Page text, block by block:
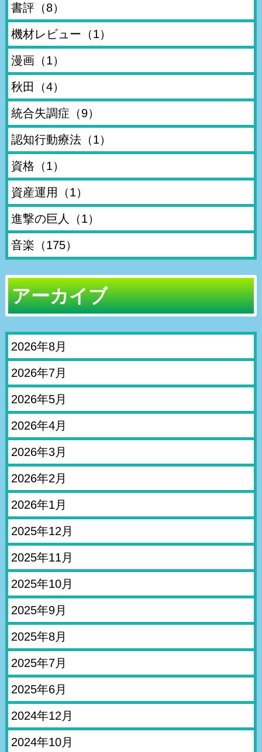
書評（8）
機材レビュー （1）
漫画（1）
秋田 （4）
統合失調症 （9）
認知行動療法（1）
資格 （1）
資産運用 （1）
進撃の巨人 （1）
音楽 （175）
アーカイブ
2026年8月
2026年7月
2026年5月
2026年4月
2026年3月
2026年2月
2026年1月
2025年12月
2025年11月
2025年10月
2025年9月
2025年8月
2025年7月
2025年6月
2024年12月
2024年10月